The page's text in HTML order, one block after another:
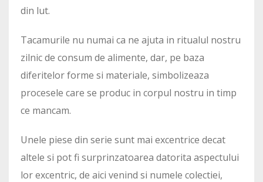
din lut.
Tacamurile nu numai ca ne ajuta in ritualul nostru
zilnic de consum de alimente, dar, pe baza
diferitelor forme si materiale, simbolizeaza
procesele care se produc in corpul nostru in timp
ce mancam.
Unele piese din serie sunt mai excentrice decat
altele si pot fi surprinzatoarea datorita aspectului
lor excentric, de aici venind si numele colectiei,